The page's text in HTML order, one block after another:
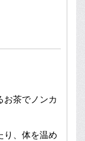
お茶でノンカ
り、体を温め